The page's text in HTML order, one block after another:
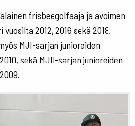
frisbeegolfaaja ja avoimen
2012, 2016 sekä 2018.
MJI-sarjan junioreiden
sekä MJII-sarjan junioreiden